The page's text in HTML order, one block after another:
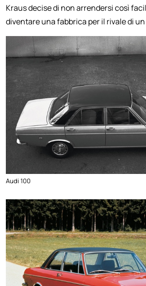
Kraus decise di non arrendersi così
diventare una fabbrica per il rivale di
Audi 100